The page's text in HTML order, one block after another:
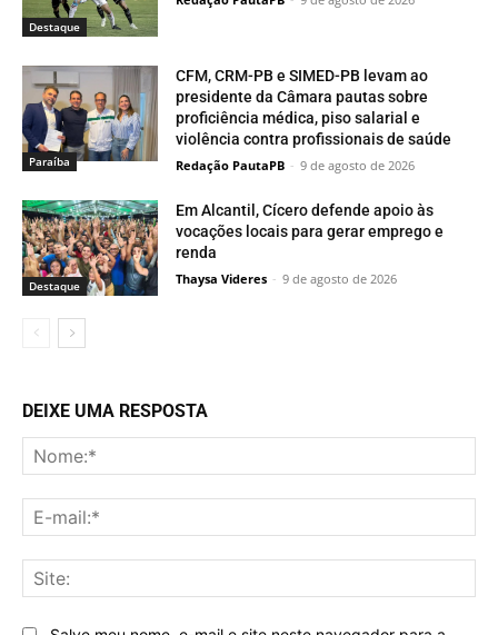
Destaque
Paraí­ba
CFM, CRM-PB e SIMED-PB levam ao
presidente da Câmara pautas sobre
proficiência médica, piso salarial e
violência contra profissionais de saúde
Redação PautaPB - 9 de agosto de 2026
Destaque
Em Alcantil, Cícero defende apoio às
vocações locais para gerar emprego e
renda
Thaysa Videres - 9 de agosto de 2026
DEIXE UMA RESPOSTA